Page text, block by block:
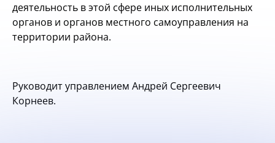
деятельность в этой сфере иных исполнительных
органов и органов местного самоуправления на
территории района.
Руководит управлением Андрей Сергеевич
Корнеев.